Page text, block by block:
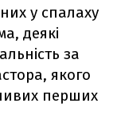
у спалаху
деякі
за
якого
перших